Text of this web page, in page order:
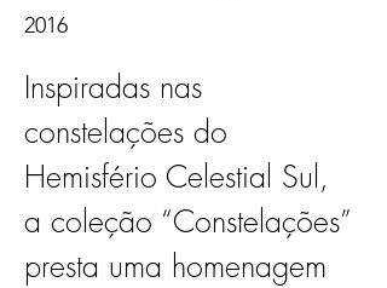
2016
Inspiradas nas
constelações do
Hemisfério Celestial Sul,
a coleção “Constelações”
presta uma homenagem